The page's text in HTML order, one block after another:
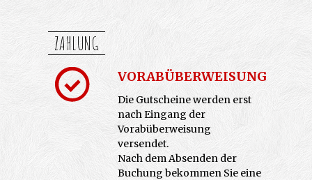
ZAHLUNG
VORABÜBERWEISUNG
Die Gutscheine werden erst
nach Eingang der
Vorabüberweisung
versendet.
Nach dem Absenden der
Buchung bekommen Sie eine